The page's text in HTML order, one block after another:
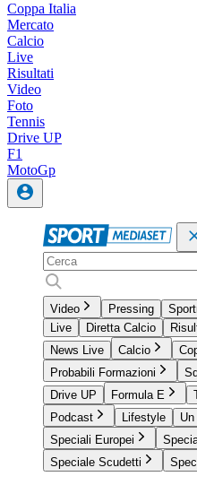
Coppa Italia
Mercato
Calcio
Live
Risultati
Video
Foto
Tennis
Drive UP
F1
MotoGp
Video Pressing
Live
Diretta Calcio
News Live
Calcio
Probabili Formazioni
Drive UP
Formula E
Podcast
Lifestyle
Speciali Europei
Speciale Scudetti